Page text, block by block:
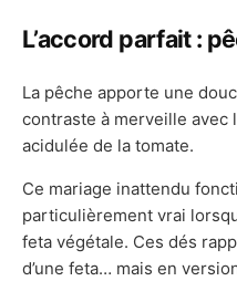
L’accord parfait :
La pêche apporte une
contraste à merveille avec
acidulée de la tomate.
Ce mariage inattendu
particulièrement vrai
feta végétale. Ces dés
d’une feta… mais en